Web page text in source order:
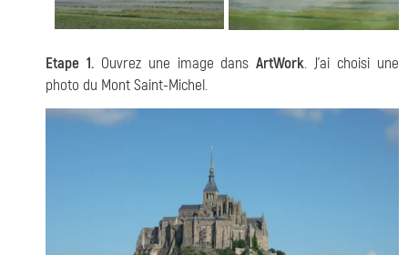
Etape 1.Ouvrez une image dansArtWork. J'ai choisi une
photo du Mont Saint-Michel.